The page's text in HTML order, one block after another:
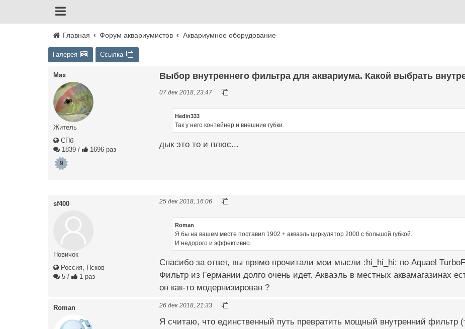
Главная Форум аквариумистов Аквариумное оборудование
Галерея Ссылка
Max
Житель
СПб
1839 / 1696 раз
9
Выбор внутреннего фильтра для аквариума. Какой выбрать
07 дек 2018, 23:47
Hedin333
Так у него контейнер и внешние губки.
дык это то и плюс...
sf400
Новичок
Россия, Псков
5 / 1 раз
25 дек 2018, 16:06
Roman
Я бы на вашем месте поставил 1902 + акваэль циркулятор 2000 с большой губкой.
И недорого и эффективно.
Спасибо за ответ, вы прямо прочитали мои мысли :hi_hi_hi: по Aquael
Фильтр из Германии долго очень идет. Акваэль в местных аквамагазинах
он как-то модернизирован ?
Roman 26 дек 2018, 21:33
Я считаю, что единственный путь превратить мощный внутренний фильтр